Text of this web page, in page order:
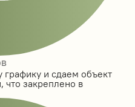
и сдаем объект
что закреплено в